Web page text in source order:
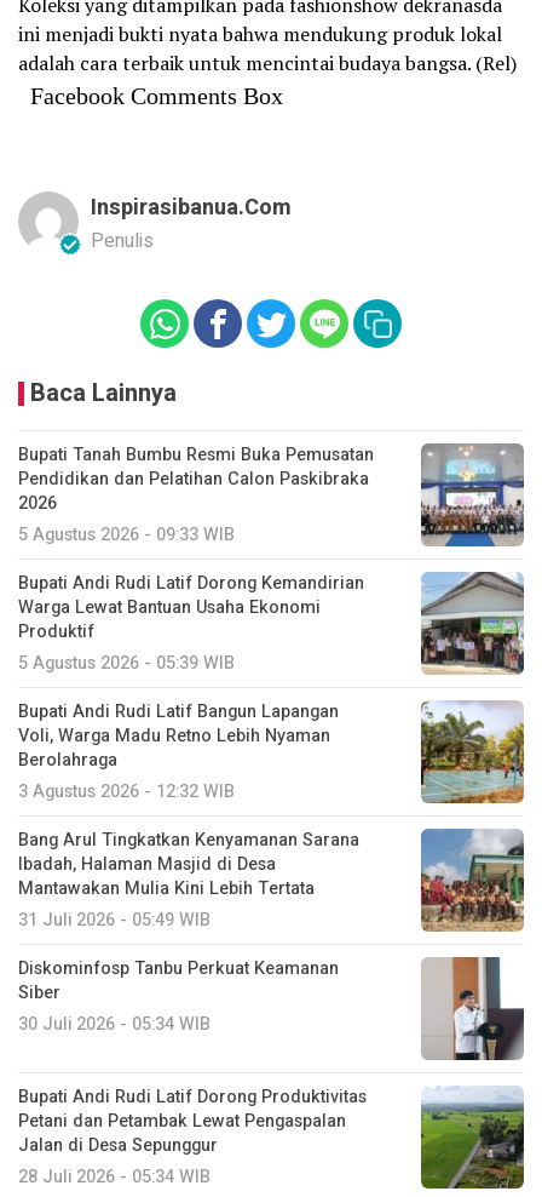
ini menjadi bukti nyata bahwa mendukung produk lokal
adalah cara terbaik untuk mencintai budaya bangsa. (Rel)
Facebook Comments Box
Inspirasibanua.com
Penulis
Baca Lainnya
Bupati Tanah Bumbu Resmi Buka Pemusatan
Pendidikan dan Pelatihan Calon Paskibraka
2026
5 Agustus 2026 - 09:33 WIB
Bupati Andi Rudi Latif Dorong Kemandirian
Warga Lewat Bantuan Usaha Ekonomi
Produktif
5 Agustus 2026 - 05:39 WIB
Bupati Andi Rudi Latif Bangun Lapangan
Voli, Warga Madu Retno Lebih Nyaman
Berolahraga
3 Agustus 2026 - 12:32 WIB
Bang Arul Tingkatkan Kenyamanan Sarana
Ibadah, Halaman Masjid di Desa
Mantawakan Mulia Kini Lebih Tertata
31 Juli 2026 - 05:49 WIB
Diskominfosp Tanbu Perkuat Keamanan
Siber
30 Juli 2026 - 05:34 WIB
Bupati Andi Rudi Latif Dorong Produktivitas
Petani dan Petambak Lewat Pengaspalan
Jalan di Desa Sepunggur
28 Juli 2026 - 05:34 WIB